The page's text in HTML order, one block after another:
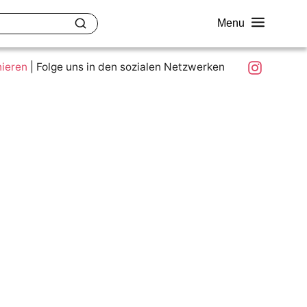
Menu
Was ist colour.education?
Ziele und Mitmachen
Folge uns in den sozialen Netzwerken Instagram